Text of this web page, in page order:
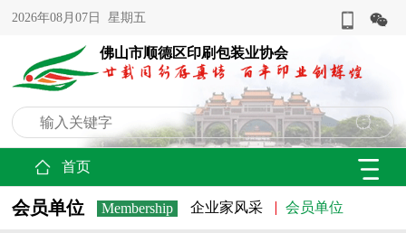
2026年08月07日 星期五
佛山市顺德区印刷包装业协会
首页
会员单位 Membership 企业家风采 会员单位